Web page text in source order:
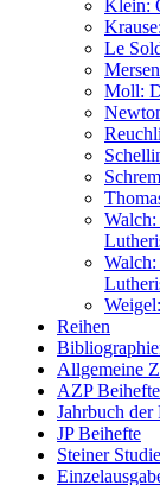
Klein:
Le
Moll:
Reihen
Allgemeine
AZP Beihefte
Jahrbuch der
JP Beihefte
Steiner